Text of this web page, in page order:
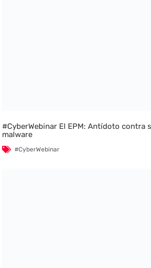
#CyberWebinar El EPM: Antídoto contra
malware
#CyberWebinar